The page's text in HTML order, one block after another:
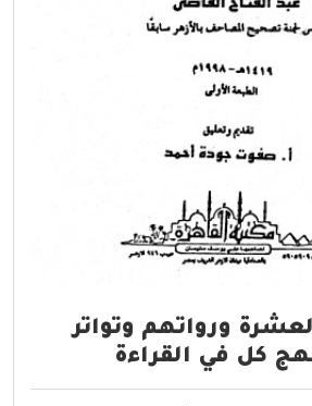
ورواتهم وتواتر
كل في القراءة